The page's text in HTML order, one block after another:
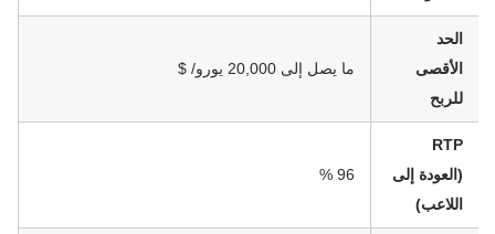
الحد
الأقصى
للربح
ما يصل إلى 20,000 يورو/ $
RTP
(العودة إلى
اللاعب)
96 %